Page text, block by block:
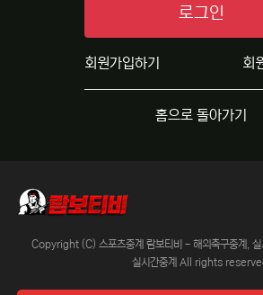
로그인
회원가입하기 회
홈으로 돌아가기
Copyright (C) 스포츠중계 람보티비 - 해외축구중계, 실
실시간중계 All rights